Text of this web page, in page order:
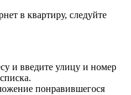
в квартиру, следуйте
и введите улицу и номер
понравившегося